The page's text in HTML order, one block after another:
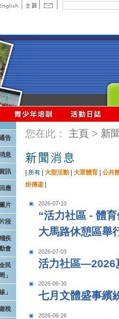
告
息
訊
應
片
段
疾
會
民
」
」
稅
您在此： 主頁 > 新
所有 大型活動 大眾體育
公共
炬傳递
2026-07-10
“活力社區 - 體
大馬路休憩區舉
2026-07-03
活力社區—2026
2026-06-30
七月文體盛事繽
2026-06-28